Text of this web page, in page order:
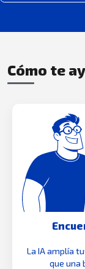
Cómo te
La IA amplía
que una